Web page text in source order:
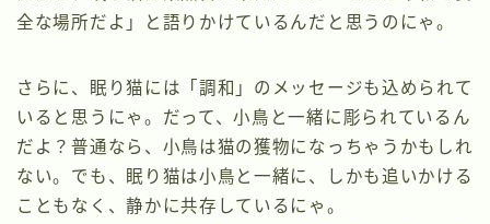
全な場所だよ」と語りかけているんだと思うのにゃ。
さらに、眠り猫には「調和」のメッセージも込められて
いると思うにゃ。だって、小鳥と一緒に彫られているん
だよ？普通なら、小鳥は猫の獲物になっちゃうかもしれ
ない。でも、眠り猫は小鳥と一緒に、しかも追いかける
こともなく、静かに共存しているにゃ。